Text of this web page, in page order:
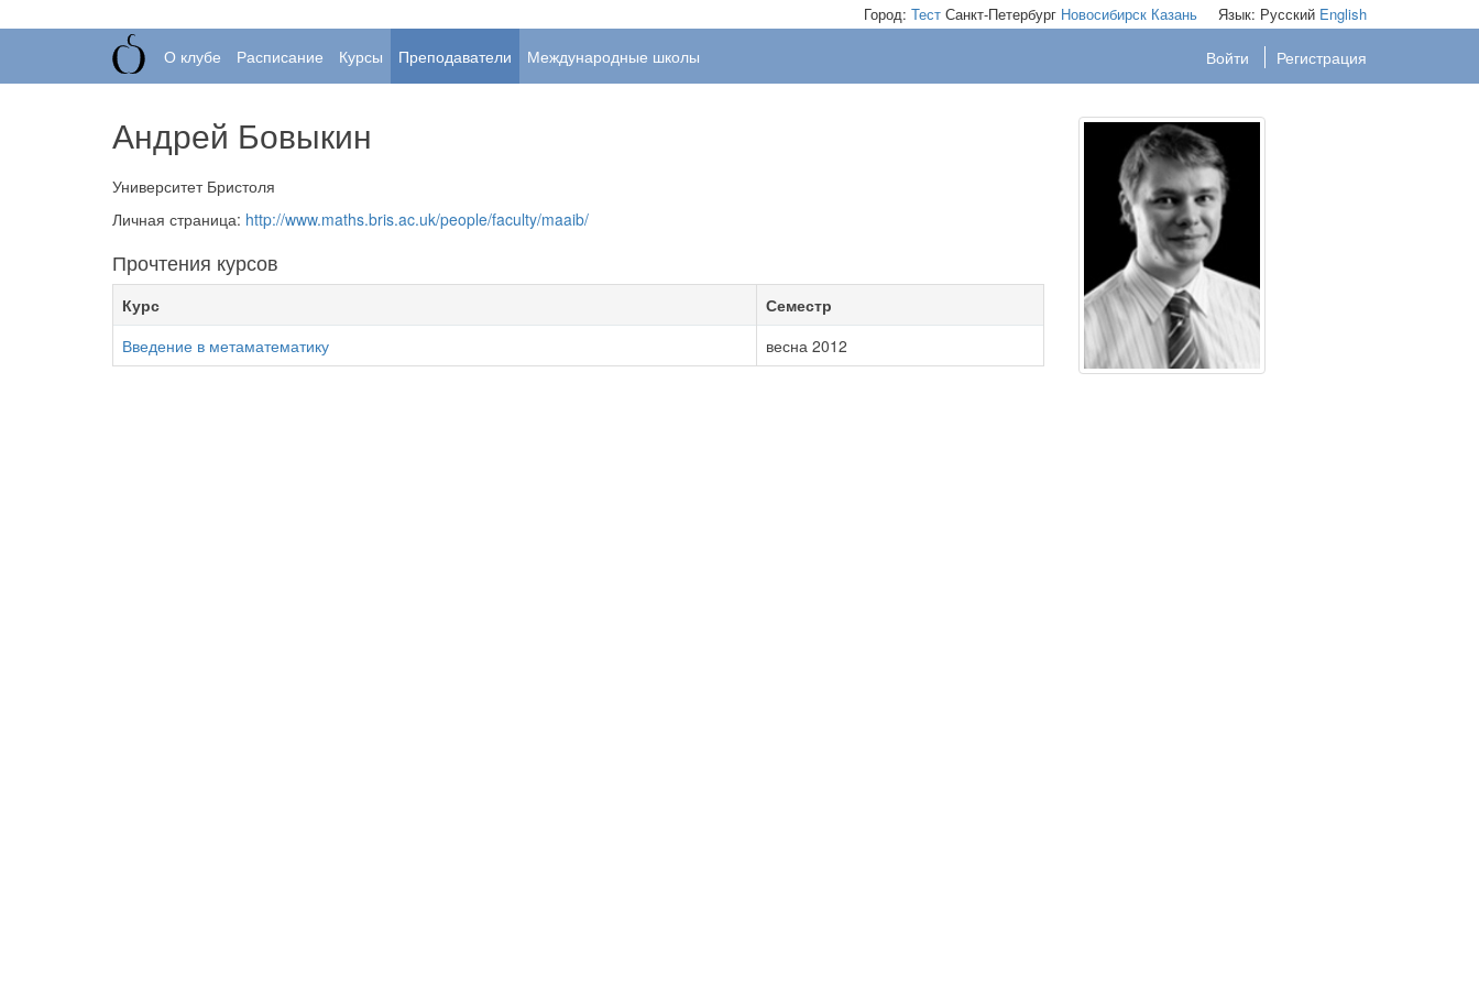
Город: Тест Санкт-Петербург Новосибирск Казань Язык: Русский English
О клубе Расписание Курсы Преподаватели Международные школы Войти Регистрация
Андрей Бовыкин
Университет Бристоля
Личная страница: http://www.maths.bris.ac.uk/people/faculty/maaib/
Прочтения курсов
Курс
Семестр
Введение в метаматематику
весна 2012